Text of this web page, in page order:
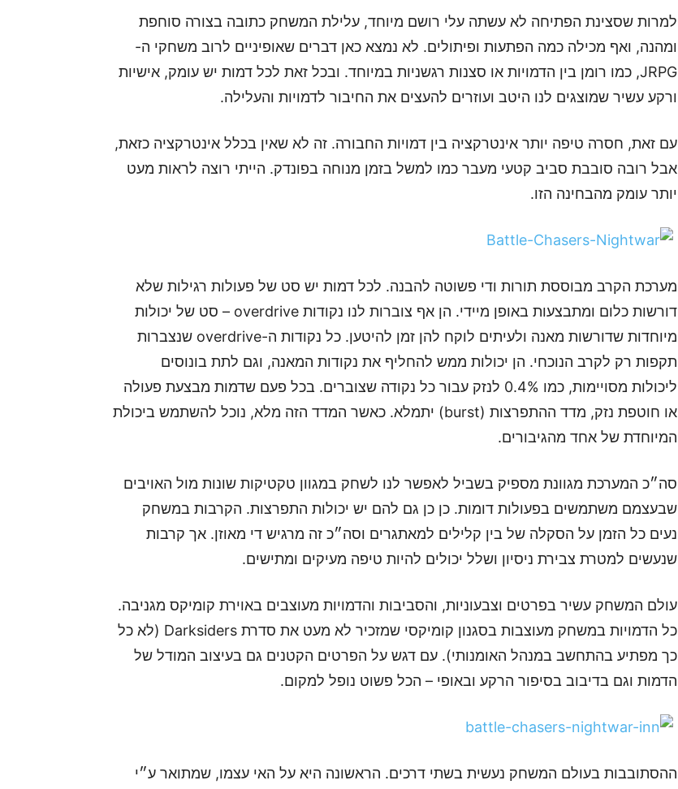
למרות שסצינת הפתיחה לא עשתה עלי רושם מיוחד, עלילת המשחק כתובה בצורה סוחפת
ומהנה, ואף מכילה כמה הפתעות ופיתולים. לא נמצא כאן דברים שאופיניים לרוב משחקי ה-
JRPG, כמו רומן בין הדמויות או סצנות רגשניות במיוחד. ובכל זאת לכל דמות יש עומק, אישיות
ורקע עשיר שמוצגים לנו היטב ועוזרים להעצים את החיבור לדמויות והעלילה.
עם זאת, חסרה טיפה יותר אינטרקציה בין דמויות החבורה. זה לא שאין בכלל אינטרקציה כזאת,
אבל רובה סובבת סביב קטעי מעבר כמו למשל בזמן מנוחה בפונדק. הייתי רוצה לראות מעט
יותר עומק מהבחינה הזו.
מערכת הקרב מבוססת תורות ודי פשוטה להבנה. לכל דמות יש סט של פעולות רגילות שלא
דורשות כלום ומתבצעות באופן מיידי. הן אף צוברות לנו נקודות overdrive – סט של יכולות
מיוחדות שדורשות מאנה ולעיתים לוקח להן זמן להיטען. כל נקודות ה-overdrive שנצברות
תקפות רק לקרב הנוכחי. הן יכולות ממש להחליף את נקודות המאנה, וגם לתת בונוסים
ליכולות מסויימות, כמו 0.4% לנזק עבור כל נקודה שצוברים. בכל פעם שדמות מבצעת פעולה
או חוטפת נזק, מדד ההתפרצות (burst) יתמלא. כאשר המדד הזה מלא, נוכל להשתמש ביכולת
המיוחדת של אחד מהגיבורים.
סה״כ המערכת מגוונת מספיק בשביל לאפשר לנו לשחק במגוון טקטיקות שונות מול האויבים
שבעצמם משתמשים בפעולות דומות. כן כן גם להם יש יכולות התפרצות. הקרבות במשחק
נעים כל הזמן על הסקלה של בין קלילים למאתגרים וסה״כ זה מרגיש די מאוזן. אך קרבות
שנעשים למטרת צבירת ניסיון ושלל יכולים להיות טיפה מעיקים ומתישים.
עולם המשחק עשיר בפרטים וצבעוניות, והסביבות והדמויות מעוצבים באוירת קומיקס מגניבה.
כל הדמויות במשחק מעוצבות בסגנון קומיקסי שמזכיר לא מעט את סדרת Darksiders (לא כל
כך מפתיע בהתחשב במנהל האומנותי). עם דגש על הפרטים הקטנים גם בעיצוב המודל של
הדמות וגם בדיבוב בסיפור הרקע ובאופי – הכל פשוט נופל למקום.
ההסתובבות בעולם המשחק נעשית בשתי דרכים. הראשונה היא על האי עצמו, שמתואר ע״י